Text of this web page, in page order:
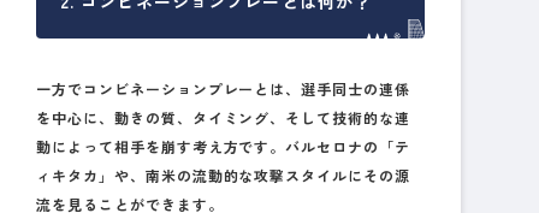
一方でコンビネーションプレーとは、選手同士の連係
を中心に、動きの質、タイミング、そして技術的な連
動によって相手を崩す考え方です。バルセロナの「テ
ィキタカ」や、南米の流動的な攻撃スタイルにその源
流を見ることができます。